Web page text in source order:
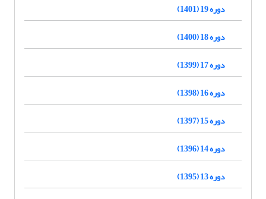
دوره 19 (1401)
دوره 18 (1400)
دوره 17 (1399)
دوره 16 (1398)
دوره 15 (1397)
دوره 14 (1396)
دوره 13 (1395)